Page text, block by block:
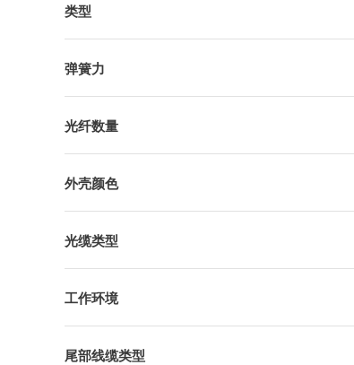
类型
弹簧力
光纤数量
外壳颜色
光缆类型
工作环境
尾部线缆类型